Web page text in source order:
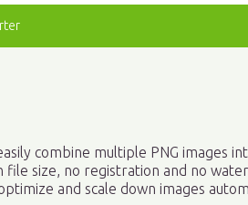
combine multiple PNG images
file size, no registration and no
and scale down images